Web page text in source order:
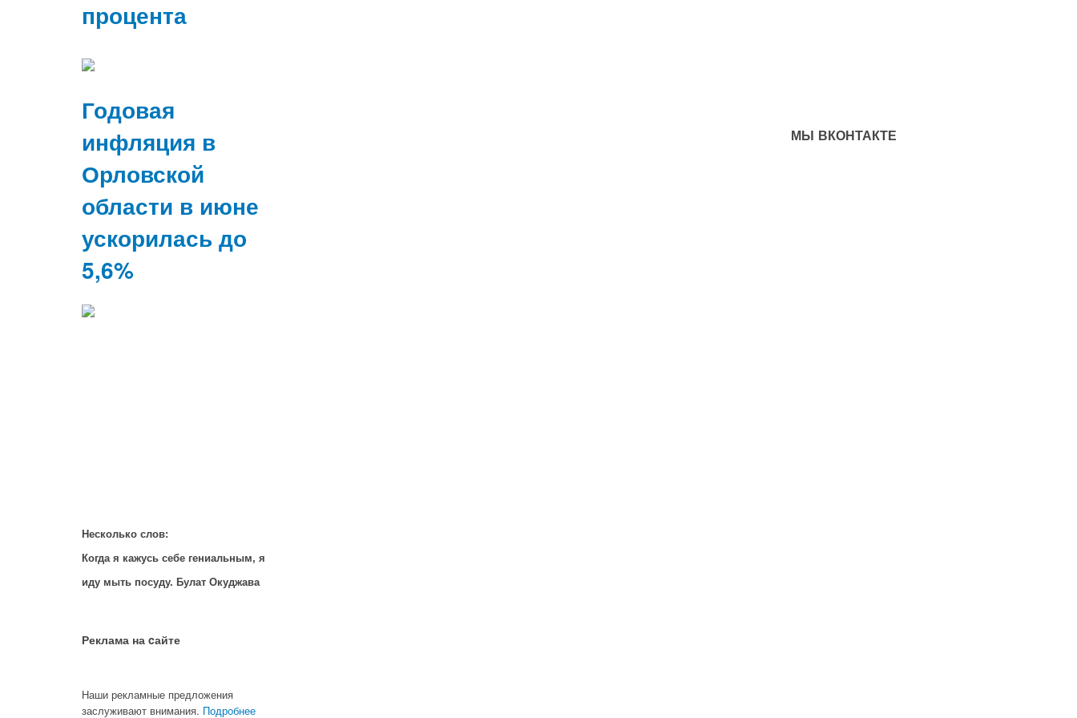
процента
Годовая
инфляция в
Орловской
области в июне
ускорилась до
5,6%
Несколько слов:
Когда я кажусь себе гениальным, я
иду мыть посуду. Булат Окуджава
Реклама на cайте
Наши рекламные предложения
заслуживают внимания. Подробнее
МЫ ВКОНТАКТЕ